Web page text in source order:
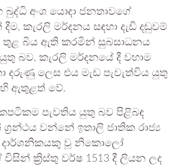
අංශ යොදා ජනතාවගේ
කැරලි මර්දනය සඳහා දැඩි දඬුවම්
තුළ බිය ඇති කරමින් සුබසාධනය
බව, කැරලි මර්දනයේ දී වහාම
දරුණු ලෙස එය මැඩ පැවැත්විය යුතු
ඇතුළත් වේ.
පැවතිය යුතු බව පිළිබඳ
වන්නේ ඉතාලි ජාතික රාජ්‍ය
දාර්ශනිකයකු වූ නිකොලෝ
ක්‍රිස්තු වර්ෂ 1513 දී ලියන ලද